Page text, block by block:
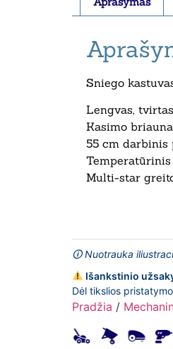
Sniego
Lengvas,
Kasimo
55 cm darbinis
Multi-star
🛈 Nuotrauka
Išankstinio
Dėl tikslios
Pradžia /